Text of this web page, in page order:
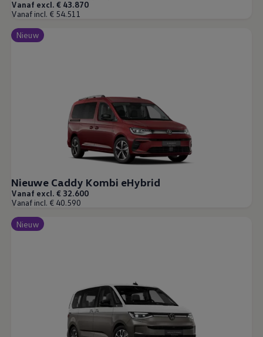
Vanaf excl. € 43.870
Vanaf incl. € 54.511
Nieuw
Nieuwe Caddy Kombi eHybrid
Vanaf excl. € 32.600
Vanaf incl. € 40.590
Nieuw